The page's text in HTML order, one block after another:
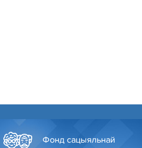
Фонд сацыяльнай